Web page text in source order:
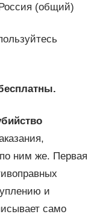
(общий)
ним же. Первая
и
само